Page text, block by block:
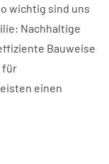
wichtig sind uns
Nachhaltige
Bauweise
für
einen